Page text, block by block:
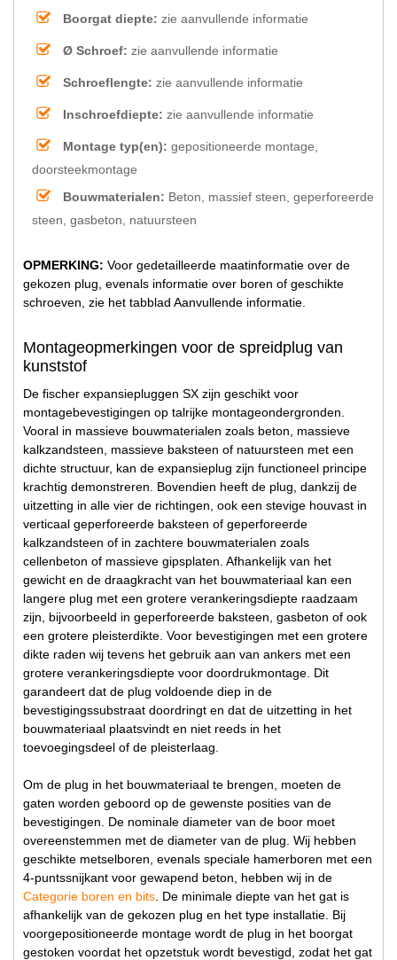
Boorgat diepte: zie aanvullende informatie
Ø Schroef: zie aanvullende informatie
Schroeflengte: zie aanvullende informatie
Inschroefdiepte: zie aanvullende informatie
Montage typ(en): gepositioneerde montage,
doorsteekmontage
Bouwmaterialen: Beton, massief steen, geperforeerde
steen, gasbeton, natuursteen
OPMERKING: Voor gedetailleerde maatinformatie over de
gekozen plug, evenals informatie over boren of geschikte
schroeven, zie het tabblad Aanvullende informatie.
Montageopmerkingen voor de spreidplug van
kunststof
De fischer expansiepluggen SX zijn geschikt voor
montagebevestigingen op talrijke montageondergronden.
Vooral in massieve bouwmaterialen zoals beton, massieve
kalkzandsteen, massieve baksteen of natuursteen met een
dichte structuur, kan de expansieplug zijn functioneel principe
krachtig demonstreren. Bovendien heeft de plug, dankzij de
uitzetting in alle vier de richtingen, ook een stevige houvast in
verticaal geperforeerde baksteen of geperforeerde
kalkzandsteen of in zachtere bouwmaterialen zoals
cellenbeton of massieve gipsplaten. Afhankelijk van het
gewicht en de draagkracht van het bouwmateriaal kan een
langere plug met een grotere verankeringsdiepte raadzaam
zijn, bijvoorbeeld in geperforeerde baksteen, gasbeton of ook
een grotere pleisterdikte. Voor bevestigingen met een grotere
dikte raden wij tevens het gebruik aan van ankers met een
grotere verankeringsdiepte voor doordrukmontage. Dit
garandeert dat de plug voldoende diep in de
bevestigingssubstraat doordringt en dat de uitzetting in het
bouwmateriaal plaatsvindt en niet reeds in het
toevoegingsdeel of de pleisterlaag.
Om de plug in het bouwmateriaal te brengen, moeten de
gaten worden geboord op de gewenste posities van de
bevestigingen. De nominale diameter van de boor moet
overeenstemmen met de diameter van de plug. Wij hebben
geschikte metselboren, evenals speciale hamerboren met een
4-puntssnijkant voor gewapend beton, hebben wij in de
Categorie boren en bits . De minimale diepte van het gat is
afhankelijk van de gekozen plug en het type installatie. Bij
voorgepositioneerde montage wordt de plug in het boorgat
gestoken voordat het opzetstuk wordt bevestigd, zodat het gat